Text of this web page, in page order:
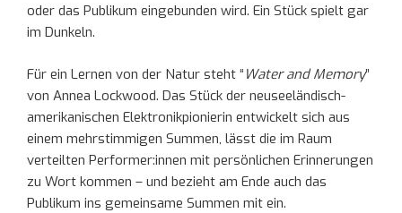
oder das Publikum eingebunden wird. Ein Stück spielt gar
im Dunkeln.
Für ein Lernen von der Natur steht “ Water and Memory”
von Annea Lockwood. Das Stück der neuseeländisch-
amerikanischen Elektronikpionierin entwickelt sich aus
einem mehrstimmigen Summen, lässt die im Raum
verteilten Performer:innen mit persönlichen Erinnerungen
zu Wort kommen – und bezieht am Ende auch das
Publikum ins gemeinsame Summen mit ein.